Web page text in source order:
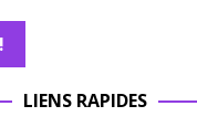
LIENS RAPIDES